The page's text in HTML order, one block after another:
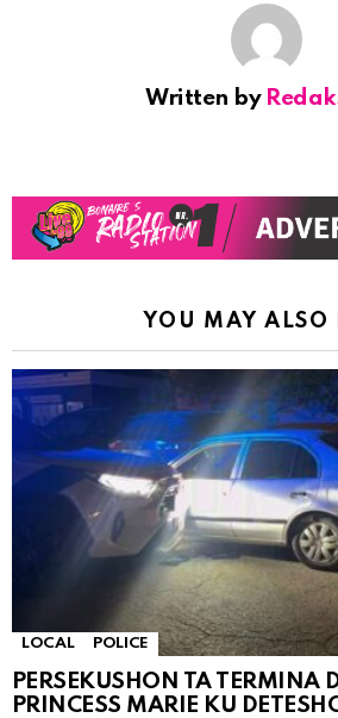
Written by
YOU MAY ALSO
LOCAL POLICE
PERSEKUSHON TA TERMINA
PRINCESS MARIE KU